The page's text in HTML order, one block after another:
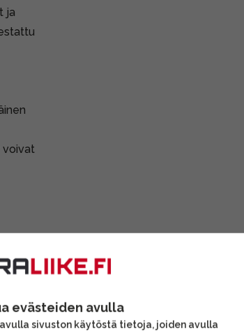
ja
voivat
evästeiden avulla
sivuston käytöstä tietoja, joiden avulla